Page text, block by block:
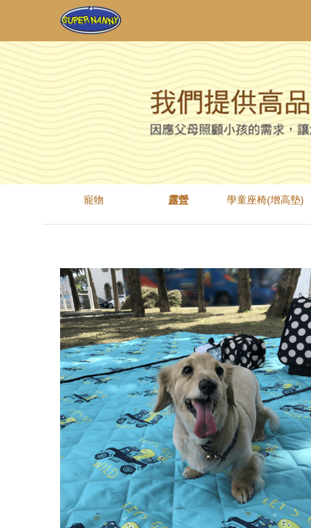
寵物 露營 學童座椅(增高墊)